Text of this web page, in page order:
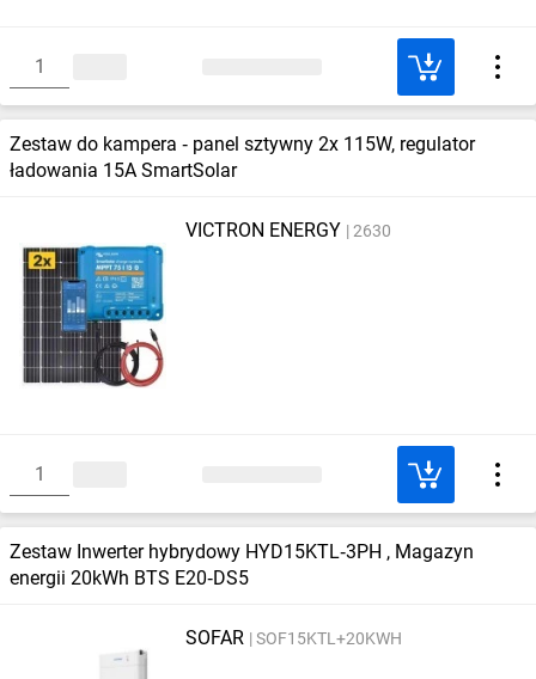
Zestaw do kampera ‑ panel sztywny 2x 115W, regulator
ładowania 15A SmartSolar
VICTRON ENERGY 2630
Zestaw Inwerter hybrydowy HYD15KTL‑3PH , Magazyn
energii 20kWh BTS E20‑DS5
SOFAR SOF15KTL+20KWH